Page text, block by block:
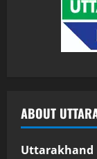
ABOUT
Uttarakhand